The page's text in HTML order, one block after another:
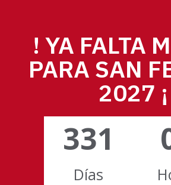
! YA FALTA
PARA SAN
2027 ¡
331
Días